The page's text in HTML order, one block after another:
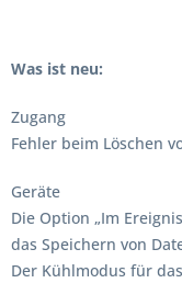
Was ist neu:
Zugang
Fehler beim Löschen
Geräte
Die Option „Im
das Speichern von
Der Kühlmodus für